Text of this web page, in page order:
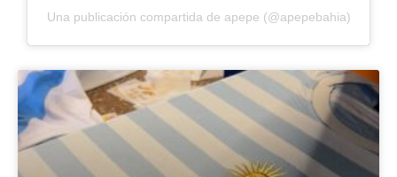
Una publicación compartida de apepe (@apepebahia)